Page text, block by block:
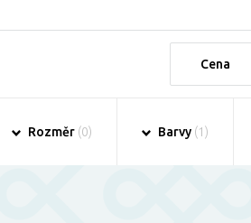
Cena
Rozměr (0) Barvy (1)